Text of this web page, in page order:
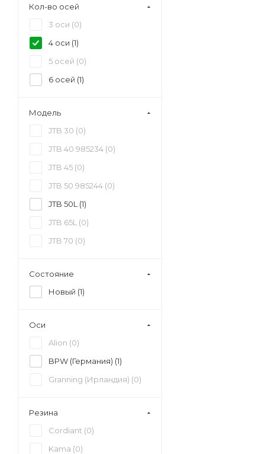
руб (1)
8 000 000 - 8 500 000
руб (1
8 500 000 - 9 000 000
Кол-во осей
3 оси (0)
4 оси (1)
5 осей (0)
6 осей (1)
Модель
JTB 30 (0)
JTB 40 985234 (0)
JTB 45 (0)
JTB 50 985244 (0)
JTB 50L (1)
JTB 65L (0)
JTB 70 (0)
Состояние
Новый (1)
Оси
Alion (0)
BPW (Германия) (1)
Granning (Ирландия) (0)
Резина
Cordiant (0)
Kama (0)